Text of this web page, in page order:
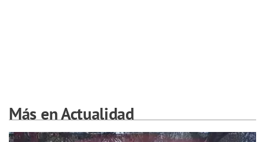
Más en Actualidad